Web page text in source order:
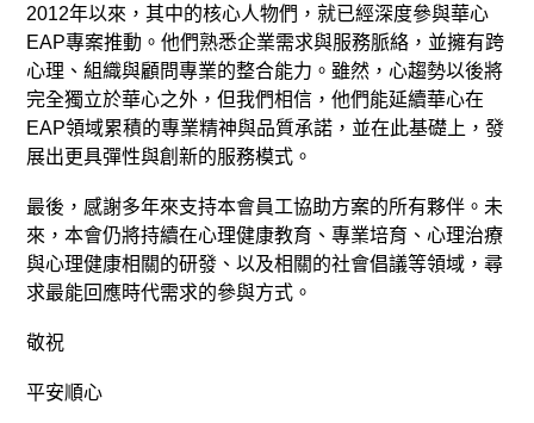
2012年以來，其中的核心人物們，就已經深度參與華心
EAP專案推動。他們熟悉企業需求與服務脈絡，並擁有跨
心理、組織與顧問專業的整合能力。雖然，心趨勢以後將
完全獨立於華心之外，但我們相信，他們能延續華心在
EAP領域累積的專業精神與品質承諾，並在此基礎上，發
展出更具彈性與創新的服務模式。
最後，感謝多年來支持本會員工協助方案的所有夥伴。未
來，本會仍將持續在心理健康教育、專業培育、心理治療
與心理健康相關的研發、以及相關的社會倡議等領域，尋
求最能回應時代需求的參與方式。
敬祝
平安順心